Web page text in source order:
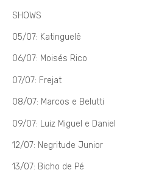
SHOWS
05/07: Katinguelê
06/07: Moisés Rico
07/07: Frejat
08/07: Marcos e Belutti
09/07: Luiz Miguel e Daniel
12/07: Negritude Junior
13/07: Bicho de Pé